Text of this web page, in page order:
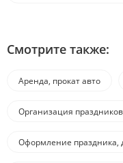
Смотрите также:
Аренда, прокат авто
Организация
Оформление праздника,